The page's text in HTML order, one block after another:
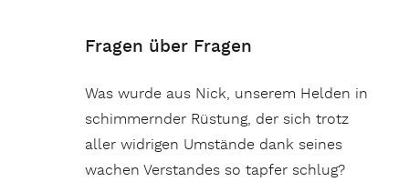
Fragen über Fragen
Was wurde aus Nick, unserem Helden in
schimmernder Rüstung, der sich trotz
aller widrigen Umstände dank seines
wachen Verstandes so tapfer schlug?